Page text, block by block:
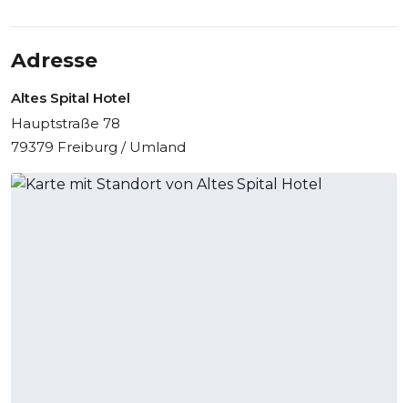
Adresse
Altes Spital Hotel
Hauptstraße 78
79379 Freiburg / Umland